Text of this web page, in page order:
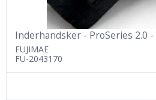
Inderhandsker - ProSeries 2.0
FUJIMAE
FU-2043170